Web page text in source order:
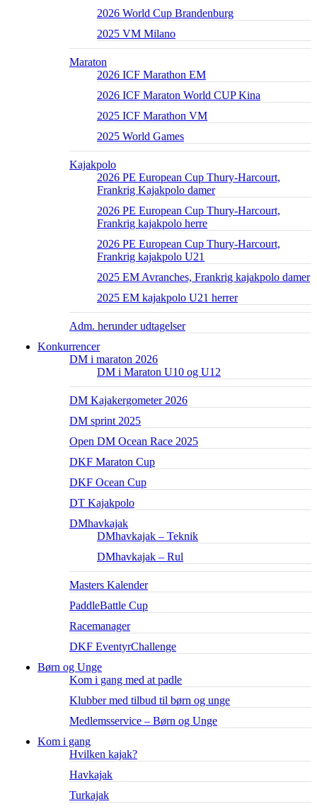
2026 World Cup Brandenburg
2025 VM Milano
Maraton
2026 ICF Marathon EM
2026 ICF Maraton World CUP Kina
2025 ICF Marathon VM
2025 World Games
Kajakpolo
2026 PE European Cup Thury-Harcourt,
Frankrig Kajakpolo damer
2026 PE European Cup Thury-Harcourt,
Frankrig kajakpolo herre
2026 PE European Cup Thury-Harcourt,
Frankrig kajakpolo U21
2025 EM Avranches, Frankrig kajakpolo damer
2025 EM kajakpolo U21 herrer
Adm. herunder udtagelser
Konkurrencer
DM i maraton 2026
DM i Maraton U10 og U12
DM Kajakergometer 2026
DM sprint 2025
Open DM Ocean Race 2025
DKF Maraton Cup
DKF Ocean Cup
DT Kajakpolo
DMhavkajak
DMhavkajak – Teknik
DMhavkajak – Rul
Masters Kalender
PaddleBattle Cup
Racemanager
DKF EventyrChallenge
Børn og Unge
Kom i gang med at padle
Klubber med tilbud til børn og unge
Medlemsservice – Børn og Unge
Kom i gang
Hvilken kajak?
Havkajak
Turkajak